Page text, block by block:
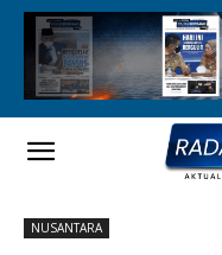
NUSANTARA